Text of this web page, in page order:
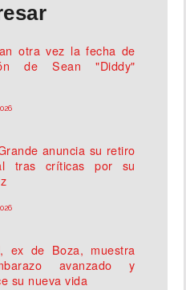
otra vez la fecha de
de Sean "Diddy"
anuncia su retiro
tras críticas por su
ex de Boza, muestra
avanzado y
su nueva vida